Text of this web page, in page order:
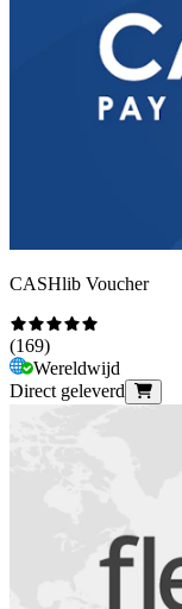
CASHlib Voucher
(169)
Wereldwijd
Direct geleverd